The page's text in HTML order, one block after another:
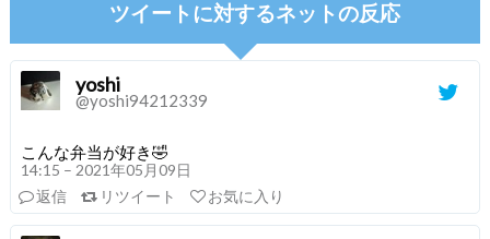
ツイートに対するネットの反応
yoshi
@yoshi94212339
こんな弁当が好き🤣
14:15 – 2021年05月09日
返信
リツイート お気に入り